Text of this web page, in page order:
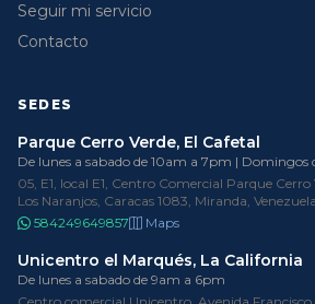
Seguir mi servicio
Contacto
SEDES
Parque Cerro Verde, El Cafetal
De lunes a sabado de 10am a 7pm | Domingos
05, E1, local E1, Centro Comercial Parque Cerro
Los Naranjos, Caracas 1083, Miranda, Venezuela
584249649857
Maps
Unicentro el Marqués, La California
De lunes a sabado de 9am a 6pm